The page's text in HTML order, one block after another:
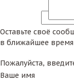
Оставьте своё
в ближайшее время
Пожалуйста,
Ваше имя